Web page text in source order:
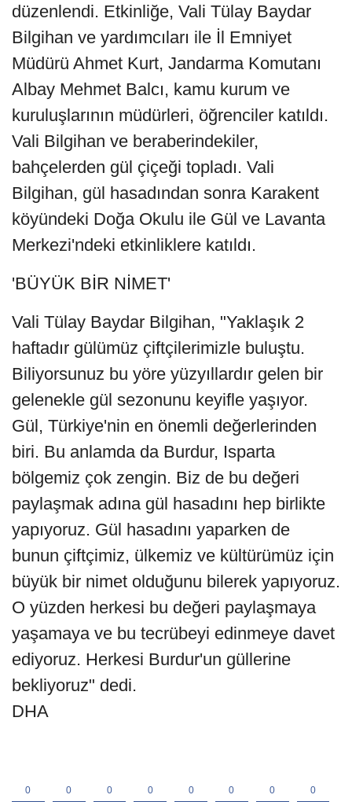
düzenlendi. Etkinliğe, Vali Tülay Baydar
Bilgihan ve yardımcıları ile İl Emniyet
Müdürü Ahmet Kurt, Jandarma Komutanı
Albay Mehmet Balcı, kamu kurum ve
kuruluşlarının müdürleri, öğrenciler katıldı.
Vali Bilgihan ve beraberindekiler,
bahçelerden gül çiçeği topladı. Vali
Bilgihan, gül hasadından sonra Karakent
köyündeki Doğa Okulu ile Gül ve Lavanta
Merkezi'ndeki etkinliklere katıldı.
'BÜYÜK BİR NİMET'
Vali Tülay Baydar Bilgihan, "Yaklaşık 2
haftadır gülümüz çiftçilerimizle buluştu.
Biliyorsunuz bu yöre yüzyıllardır gelen bir
gelenekle gül sezonunu keyifle yaşıyor.
Gül, Türkiye'nin en önemli değerlerinden
biri. Bu anlamda da Burdur, Isparta
bölgemiz çok zengin. Biz de bu değeri
paylaşmak adına gül hasadını hep birlikte
yapıyoruz. Gül hasadını yaparken de
bunun çiftçimiz, ülkemiz ve kültürümüz için
büyük bir nimet olduğunu bilerek yapıyoruz.
O yüzden herkesi bu değeri paylaşmaya
yaşamaya ve bu tecrübeyi edinmeye davet
ediyoruz. Herkesi Burdur'un güllerine
bekliyoruz" dedi.
DHA